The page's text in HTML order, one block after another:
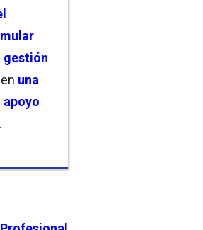
gestión
una
apoyo
.